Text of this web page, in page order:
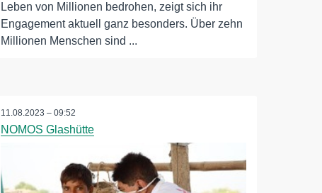
Leben von Millionen bedrohen, zeigt sich ihr
Engagement aktuell ganz besonders. Über zehn
Millionen Menschen sind ...
11.08.2023 – 09:52
NOMOS Glashütte